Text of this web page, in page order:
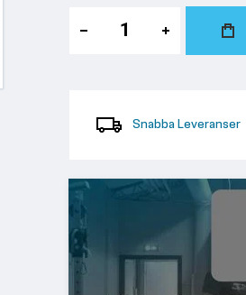
Snabba Leveranser